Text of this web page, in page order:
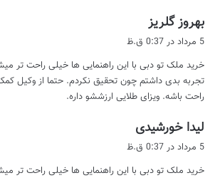
بهروز گلریز
ف
:
5 مرداد در 0:37 ق.ظ
خرید ملک تو دبی با این راهنمایی ها خیلی راحت تر
تجربه بدی داشتم چون تحقیق نکردم. حتما از وکیل
راحت باشه. ویزای طلایی ارزششو داره.
لیدا خورشیدی
ف
:
5 مرداد در 0:37 ق.ظ
خرید ملک تو دبی با این راهنمایی ها خیلی راحت تر